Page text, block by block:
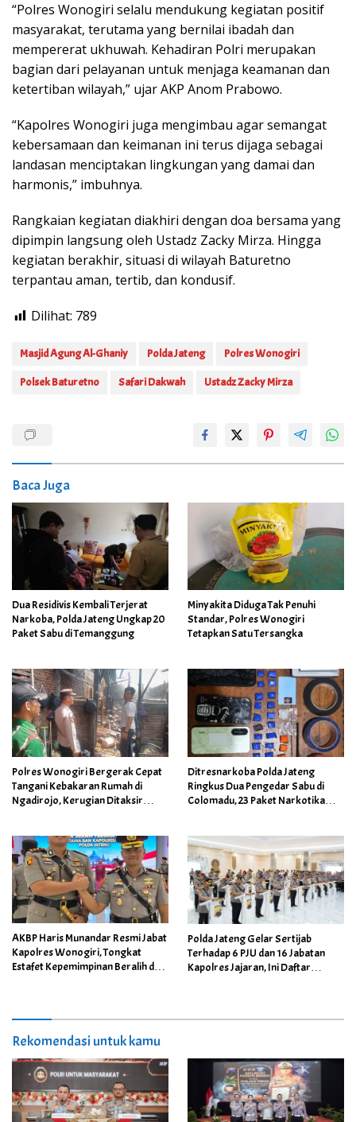
“Polres Wonogiri selalu mendukung kegiatan positif
masyarakat, terutama yang bernilai ibadah dan
mempererat ukhuwah. Kehadiran Polri merupakan
bagian dari pelayanan untuk menjaga keamanan dan
ketertiban wilayah,” ujar AKP Anom Prabowo.
“Kapolres Wonogiri juga mengimbau agar semangat
kebersamaan dan keimanan ini terus dijaga sebagai
landasan menciptakan lingkungan yang damai dan
harmonis,” imbuhnya.
Rangkaian kegiatan diakhiri dengan doa bersama yang
dipimpin langsung oleh Ustadz Zacky Mirza. Hingga
kegiatan berakhir, situasi di wilayah Baturetno
terpantau aman, tertib, dan kondusif.
Dilihat: 789
Masjid Agung Al-Ghaniy Polda Jateng Polres Wonogiri
Polsek Baturetno Safari Dakwah Ustadz Zacky Mirza
Baca Juga
Dua Residivis Kembali Terjerat
Narkoba, Polda Jateng Ungkap 20
Paket Sabu di Temanggung
Minyakita Diduga Tak Penuhi
Standar, Polres Wonogiri
Tetapkan Satu Tersangka
Polres Wonogiri Bergerak Cepat
Tangani Kebakaran Rumah di
Ngadirojo, Kerugian Ditaksir
Ditresnarkoba Polda Jateng
Ringkus Dua Pengedar Sabu di
Colomadu, 23 Paket Narkotika
AKBP Haris Munandar Resmi Jabat
Kapolres Wonogiri, Tongkat
Estafet Kepemimpinan Beralih dari
Polda Jateng Gelar Sertijab
Terhadap 6 PJU dan 16 Jabatan
Kapolres Jajaran, Ini Daftar
Rekomendasi untuk kamu